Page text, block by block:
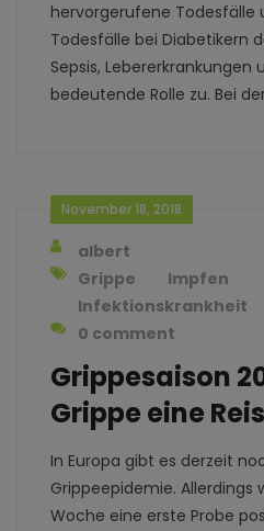
hervorgerufene Todesfälle
Todesfälle bei Diabetikern
Sepsis, Lebererkrankungen
bedeutende Rolle zu. Bei
November 18, 2018
albert
Grippe
Impfen
Infektionskrankheit
0 comment
Grippesaison
Grippe eine
In Europa gibt es derzeit
Grippeepidemie. Allerdings
Woche eine erste Probe